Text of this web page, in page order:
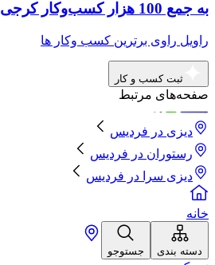
به جمع 100 هزار کسب‌وکار کرجی در راویل بپیوندید
راویل راوی برترین کسب وکار ها
ثبت کسب و کار
صفحه‌های مرتبط
دیزی در فردیس
رستوران در فردیس
دیزی سرا
در فردیس
خانه
دسته بندی جستوجو